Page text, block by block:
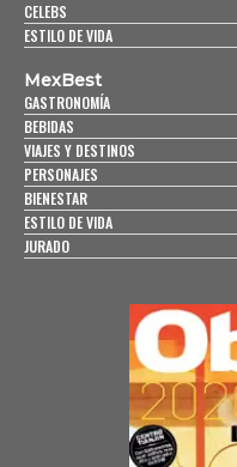
CELEBS
ESTILO DE VIDA
MexBest
GASTRONOMÍA
BEBIDAS
VIAJES Y DESTINOS
PERSONAJES
BIENESTAR
ESTILO DE VIDA
JURADO